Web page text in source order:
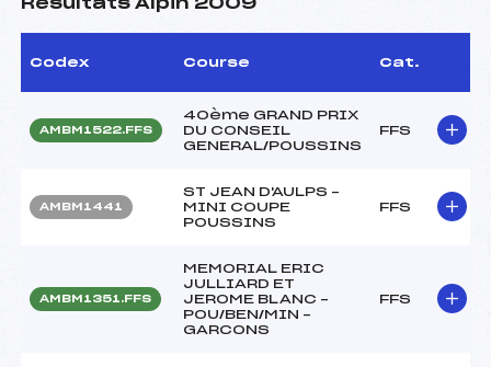
Résultats Alpin 2009
Codex Course Cat.
AMBM1522.FFS
40ème GRAND PRIX
DU CONSEIL
GENERAL/POUSSINS
FFS
AMBM1441
ST JEAN D'AULPS –
MINI COUPE
POUSSINS
FFS
AMBM1351.FFS
MEMORIAL ERIC
JULLIARD ET
JEROME BLANC –
POU/BEN/MIN –
GARCONS
FFS